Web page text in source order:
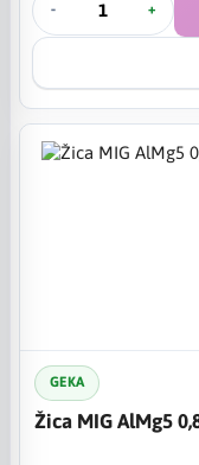
- +
GEKA
Žica MIG AlMg5